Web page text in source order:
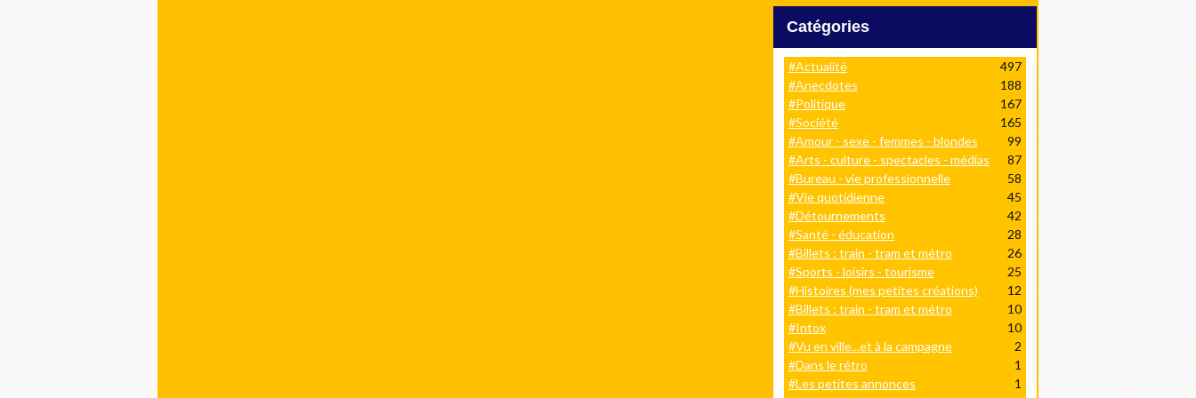
Catégories
#Actualité
497
#Anecdotes
188
#Politique
167
#Société
165
#Amour - sexe - femmes - blondes
99
#Arts - culture - spectacles - médias
87
#Bureau - vie professionnelle
58
#Vie quotidienne
45
#Détournements
42
#Santé - éducation
28
#Billets : train - tram et métro
26
#Sports - loisirs - tourisme
25
#Histoires (mes petites créations)
12
#Billets : train - tram et métro
10
#Intox
10
#Vu en ville...et à la campagne
2
#Dans le rétro
1
#Les petites annonces
1